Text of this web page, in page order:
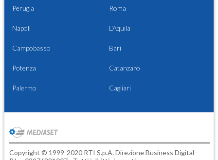
Perugia Roma
Napoli L'Aquila
Campobasso Bari
Potenza Catanzaro
Palermo Cagliari
Copyright © 1999-2020 RTI S.p.A. Direzione Business Digital -